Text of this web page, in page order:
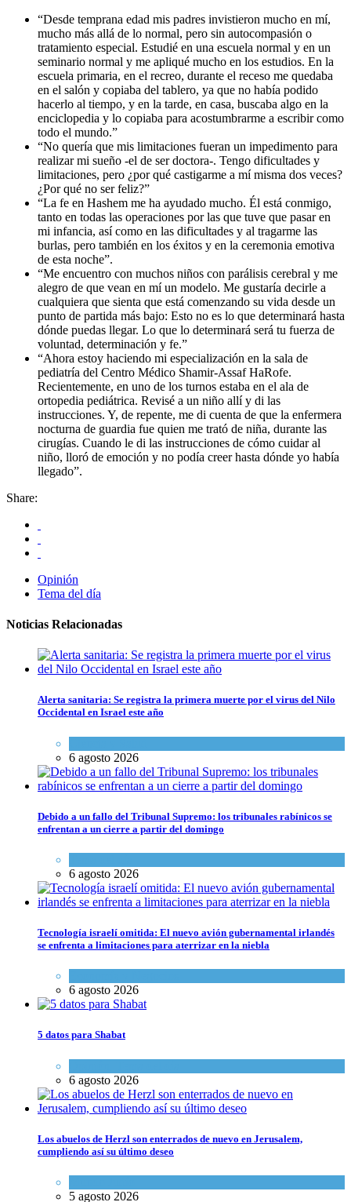
“Desde temprana edad mis padres invistieron mucho en mí,
mucho más allá de lo normal, pero sin autocompasión o
tratamiento especial. Estudié en una escuela normal y en un
seminario normal y me apliqué mucho en los estudios. En la
escuela primaria, en el recreo, durante el receso me quedaba
en el salón y copiaba del tablero, ya que no había podido
hacerlo al tiempo, y en la tarde, en casa, buscaba algo en la
enciclopedia y lo copiaba para acostumbrarme a escribir como
todo el mundo.”
“No quería que mis limitaciones fueran un impedimento para
realizar mi sueño -el de ser doctora-. Tengo dificultades y
limitaciones, pero ¿por qué castigarme a mí misma dos veces?
¿Por qué no ser feliz?”
“La fe en Hashem me ha ayudado mucho. Él está conmigo,
tanto en todas las operaciones por las que tuve que pasar en
mi infancia, así como en las dificultades y al tragarme las
burlas, pero también en los éxitos y en la ceremonia emotiva
de esta noche”.
“Me encuentro con muchos niños con parálisis cerebral y me
alegro de que vean en mí un modelo. Me gustaría decirle a
cualquiera que sienta que está comenzando su vida desde un
punto de partida más bajo: Esto no es lo que determinará hasta
dónde puedas llegar. Lo que lo determinará será tu fuerza de
voluntad, determinación y fe.”
“Ahora estoy haciendo mi especialización en la sala de
pediatría del Centro Médico Shamir-Assaf HaRofe.
Recientemente, en uno de los turnos estaba en el ala de
ortopedia pediátrica. Revisé a un niño allí y di las
instrucciones. Y, de repente, me di cuenta de que la enfermera
nocturna de guardia fue quien me trató de niña, durante las
cirugías. Cuando le di las instrucciones de cómo cuidar al
niño, lloró de emoción y no podía creer hasta dónde yo había
llegado”.
Share:
Opinión
Tema del día
Noticias Relacionadas
Alerta sanitaria: Se registra la primera muerte por el virus del Nilo
Occidental en Israel este año
6 agosto 2026
Debido a un fallo del Tribunal Supremo: los tribunales rabínicos se
enfrentan a un cierre a partir del domingo
6 agosto 2026
Tecnología israelí omitida: El nuevo avión gubernamental irlandés
se enfrenta a limitaciones para aterrizar en la niebla
6 agosto 2026
5 datos para Shabat
6 agosto 2026
Los abuelos de Herzl son enterrados de nuevo en Jerusalem,
cumpliendo así su último deseo
5 agosto 2026